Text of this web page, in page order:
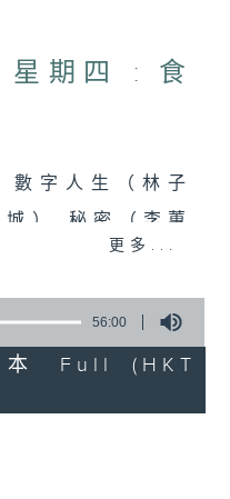
星期四 : 食
數字人生（林子
） 秘密（李蕙
間道（劉德華、
立）
更多...
56:00
Full (HKT